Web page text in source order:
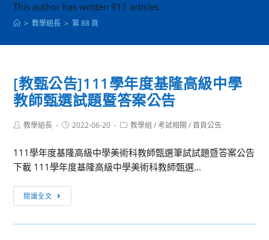
This author has written 911 articles
> 教學組長 > 第 88 頁
[教甄公告]111學年度基隆高級中學
教師甄選試題暨答案公告
Post教學組長
Post2022-06-20
Post教學組 / 考試相關 / 首頁公告
111學年度基隆高級中學美術科教師甄選筆試試題暨答案公告
下載 111學年度基隆高級中學美術科教師甄選...
閱讀全文
甄
公